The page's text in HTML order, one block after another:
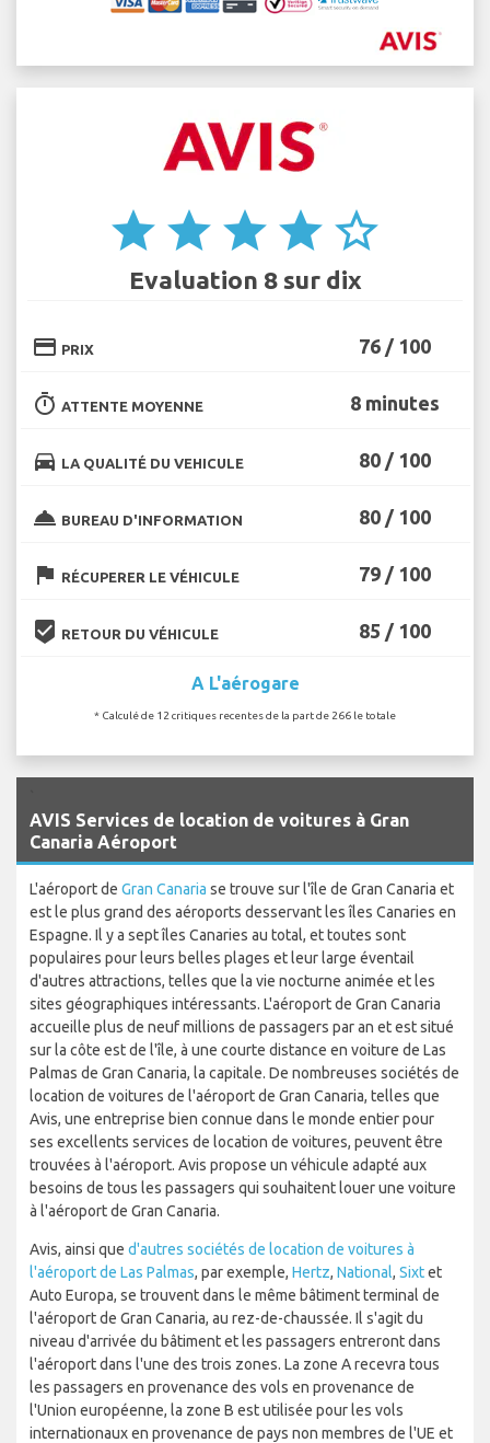
star star star star star_border
Evaluation 8 sur dix
credit_card PRIX 76 / 100
timer ATTENTE MOYENNE 8 minutes
directions_car LA QUALITÉ DU VEHICULE 80 / 100
room_service BUREAU D'INFORMATION 80 / 100
flag RÉCUPERER LE VÉHICULE 79 / 100
beenhere RETOUR DU VÉHICULE 85 / 100
A L'aérogare
* Calculé de 12 critiques recentes de la part de 266 le totale
AVIS Services de location de voitures à Gran
Canaria Aéroport
L'aéroport de Gran Canaria se trouve sur l'île de Gran Canaria et
est le plus grand des aéroports desservant les îles Canaries en
Espagne. Il y a sept îles Canaries au total, et toutes sont
populaires pour leurs belles plages et leur large éventail
d'autres attractions, telles que la vie nocturne animée et les
sites géographiques intéressants. L'aéroport de Gran Canaria
accueille plus de neuf millions de passagers par an et est situé
sur la côte est de l'île, à une courte distance en voiture de Las
Palmas de Gran Canaria, la capitale. De nombreuses sociétés de
location de voitures de l'aéroport de Gran Canaria, telles que
Avis, une entreprise bien connue dans le monde entier pour
ses excellents services de location de voitures, peuvent être
trouvées à l'aéroport. Avis propose un véhicule adapté aux
besoins de tous les passagers qui souhaitent louer une voiture
à l'aéroport de Gran Canaria.
Avis, ainsi que d'autres sociétés de location de voitures à
l'aéroport de Las Palmas, par exemple, Hertz, National, Sixtet
Auto Europa, se trouvent dans le même bâtiment terminal de
l'aéroport de Gran Canaria, au rez-de-chaussée. Il s'agit du
niveau d'arrivée du bâtiment et les passagers entreront dans
l'aéroport dans l'une des trois zones. La zone A recevra tous
les passagers en provenance des vols en provenance de
l'Union européenne, la zone B est utilisée pour les vols
internationaux en provenance de pays non membres de l'UE et